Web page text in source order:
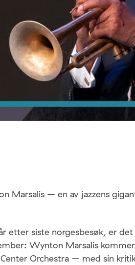
Marsalis – en av jazzens
etter siste norgesbesøk, er
Wynton Marsalis
Orchestra – med sin